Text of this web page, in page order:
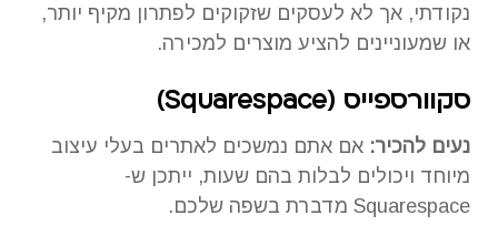
נקודתי, אך לא לעסקים שזקוקים לפתרון מקיף יותר,
או שמעוניינים להציע מוצרים למכירה.
סקוורספייס (Squarespace
)
נעים להכיר: אם אתם נמשכים לאתרים בעלי עיצוב
מיוחד ויכולים לבלות בהם שעות, ייתכן ש-
Squarespace מדברת בשפה שלכם.